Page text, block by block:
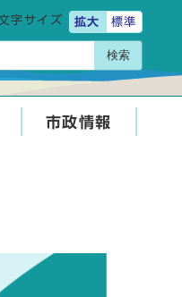
字サイズ 拡大 標準
検索
市政情報